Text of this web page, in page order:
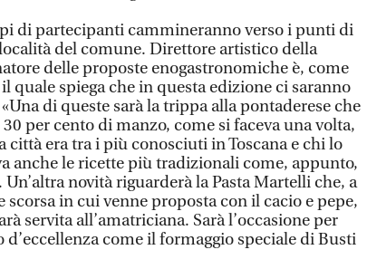
di partecipanti cammineranno verso i punti di
del comune. Direttore artistico della
delle proposte enogastronomiche è, come
quale spiega che in questa edizione ci saranno
di queste sarà la trippa alla pontaderese che
per cento di manzo, come si faceva una volta,
città era tra i più conosciuti in Toscana e chi lo
anche le ricette più tradizionali come, appunto,
novità riguarderà la Pasta Martelli che, a
scorsa in cui venne proposta con il cacio e pepe,
servita all’amatriciana. Sarà l’occasione per
come il formaggio speciale di Busti